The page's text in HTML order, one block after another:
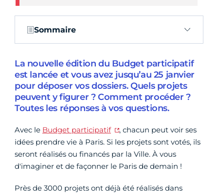
Sommaire
La nouvelle édition du Budget participatif
est lancée et vous avez jusqu’au 25 janvier
pour déposer vos dossiers. Quels projets
peuvent y figurer ? Comment procéder ?
Toutes les réponses à vos questions.
Avec le Budget participatif
, chacun peut voir ses
idées prendre vie à Paris. Si les projets sont votés, ils
seront réalisés ou financés par la Ville. À vous
d'imaginer et de façonner le Paris de demain !
Près de 3000 projets ont déjà été réalisés dans